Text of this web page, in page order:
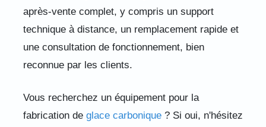
après-vente complet, y compris un support
technique à distance, un remplacement rapide et
une consultation de fonctionnement, bien
reconnue par les clients.
Vous recherchez un équipement pour la
fabrication de glace carbonique? Si oui, n'hésitez